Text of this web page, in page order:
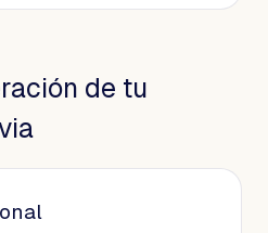
de tu